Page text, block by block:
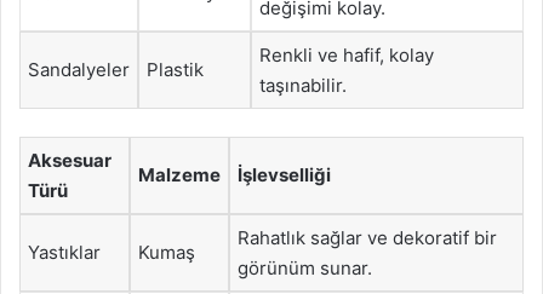
değişimi kolay.
Sandalyeler Plastik
Renkli ve hafif, kolay
taşınabilir.
Aksesuar
Türü
Malzeme İşlevselliği
Yastıklar Kumaş
Rahatlık sağlar ve dekoratif bir
görünüm sunar.